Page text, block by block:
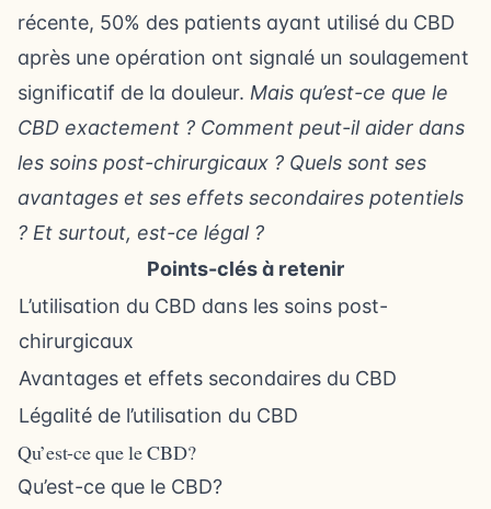
récente, 50% des patients ayant utilisé du CBD
après une opération ont signalé un soulagement
significatif de la douleur. Mais qu’est-ce que le
CBD exactement ? Comment peut-il aider dans
les soins post-chirurgicaux ? Quels sont ses
avantages et ses effets secondaires potentiels
? Et surtout, est-ce légal ?
Points-clés à retenir
L’utilisation du CBD dans les soins post-
chirurgicaux
Avantages et effets secondaires du CBD
Légalité de l’utilisation du CBD
Qu’est-ce que le CBD?
Qu’est-ce que le CBD?